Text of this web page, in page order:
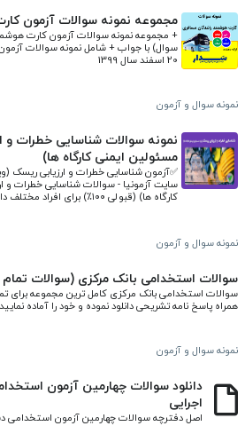
مجموعه نمونه سوالات آزمون
20 اسفند سال 1399
نمونه سوال و آزمون
نمونه سوالات شناسایی خطرات و
مسئولین ایمنی کارگاه ها)
نمونه سوال و آزمون
سوالات استخدامی بانک مرکزی (سوالات تمام
همراه پاسخ نامه تشریحی دانلود نموده و خود را آماده
نمونه سوال و آزمون
دانلود سوالات چهارمین آزمون
اجرایی
اصل دفترچه سوالات چهارمین آزمون استخدامی